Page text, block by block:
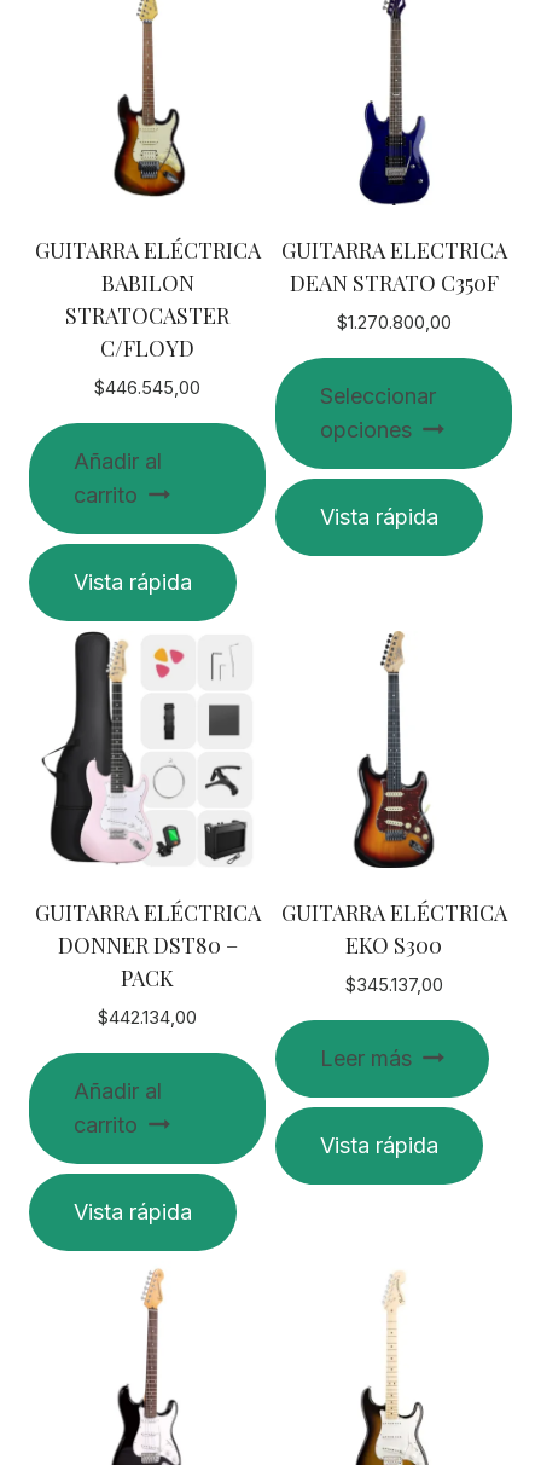
GUITARRA ELÉCTRICA
BABILON
STRATOCASTER
C/FLOYD
$446.545,00
Añadir al
carrito
Vista rápida
GUITARRA ELECTRICA
DEAN STRATO C350F
$1.270.800,00
Seleccionar
opciones
Este
producto
tiene
de
producto
Vista rápida
GUITARRA ELÉCTRICA
DONNER DST80 –
PACK
$442.134,00
Añadir al
carrito
Vista rápida
GUITARRA ELÉCTRICA
EKO S300
$345.137,00
Leer más
Vista rápida